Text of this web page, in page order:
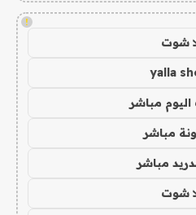
!
شوت
yalla
اليوم مباشر
مباشر
مباشر
شوت